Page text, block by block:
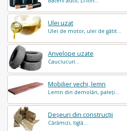
Ulei uzat
Ulei de motor, ulei de gătit...
Anvelope uzate
Cauciucuri...
Mobilier vechi, lemn
Lemn din demolări, paleți...
Deșeuri din construcții
Cărămizi, tiglă...